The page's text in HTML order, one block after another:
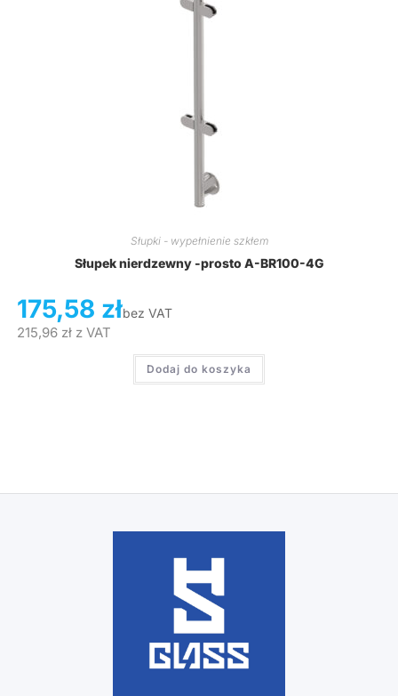
Słupki - wypełnienie szkłem
Słupek nierdzewny -prosto A-BR100-4G
175,58 złbez VAT
215,96 złz VAT
Dodaj do koszyka